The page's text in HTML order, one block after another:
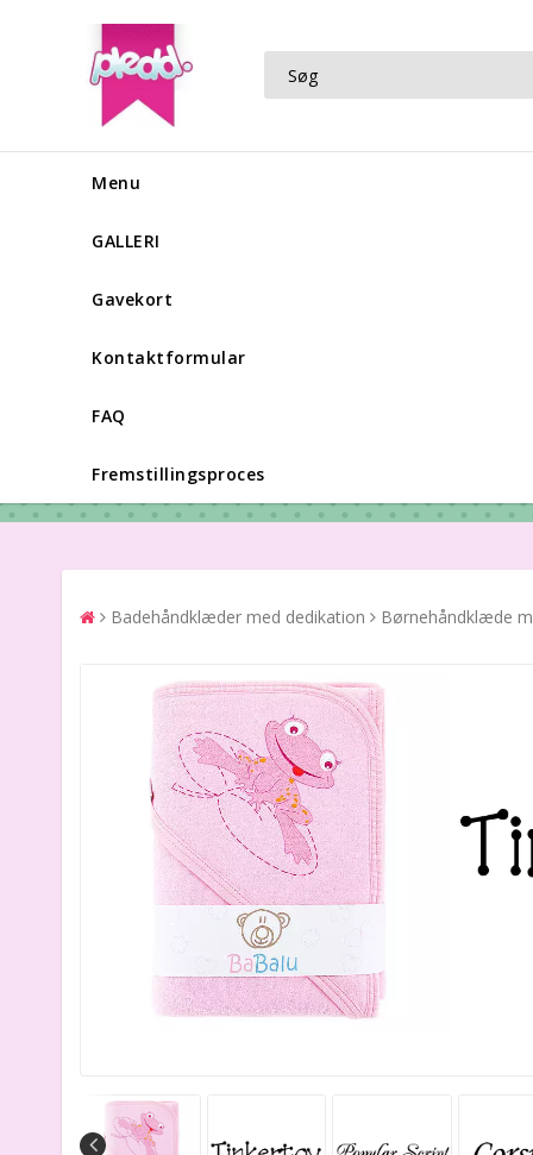
Menu
GALLERI
Gavekort
Kontaktformular
FAQ
Fremstillingsproces
Badehåndklæder med dedikation Børnehåndklæde